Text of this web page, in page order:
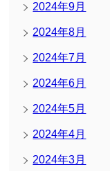
2024年9月
2024年8月
2024年7月
2024年6月
2024年5月
2024年4月
2024年3月